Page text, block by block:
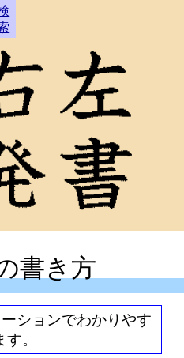
書き方
ションでわかりやす
。